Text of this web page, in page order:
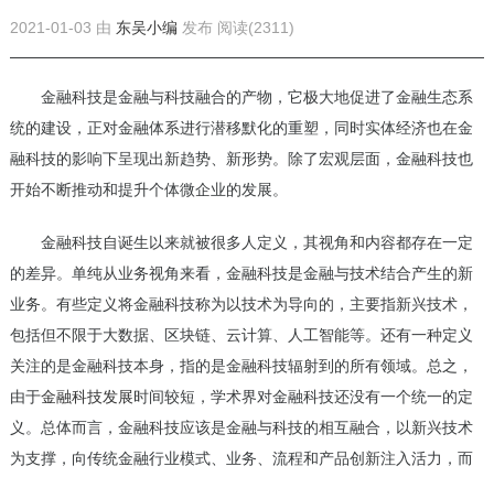
2021-01-03 由 东吴小编 发布 阅读(2311)
金融科技是金融与科技融合的产物，它极大地促进了金融生态系
统的建设，正对金融体系进行潜移默化的重塑，同时实体经济也在金
融科技的影响下呈现出新趋势、新形势。除了宏观层面，金融科技也
开始不断推动和提升个体微企业的发展。
金融科技自诞生以来就被很多人定义，其视角和内容都存在一定
的差异。单纯从业务视角来看，金融科技是金融与技术结合产生的新
业务。有些定义将金融科技称为以技术为导向的，主要指新兴技术，
包括但不限于大数据、区块链、云计算、人工智能等。还有一种定义
关注的是金融科技本身，指的是金融科技辐射到的所有领域。总之，
由于金融科技发展时间较短，学术界对金融科技还没有一个统一的定
义。总体而言，金融科技应该是金融与科技的相互融合，以新兴技术
为支撑，向传统金融行业模式、业务、流程和产品创新注入活力，而